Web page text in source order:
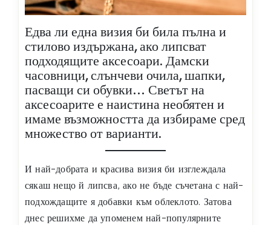
Едва ли една визия би била пълна и
стилово издържана, ако липсват
подходящите аксесоари. Дамски
часовници, слънчеви очила, шапки,
пасващи си обувки… Светът на
аксесоарите е наистина необятен и
имаме възможността да избираме сред
множество от варианти.
И най-добрата и красива визия би изглеждала
сякаш нещо й липсва, ако не бъде съчетана с най-
подхождащите я добавки към облеклото. Затова
днес решихме да упоменем най-популярните